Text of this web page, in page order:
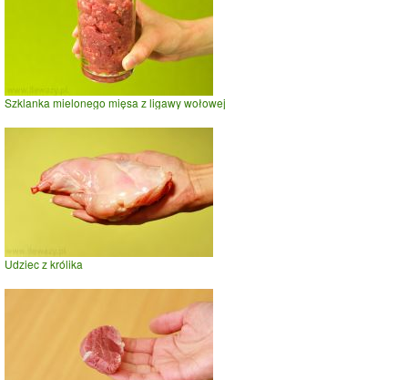
Szklanka mielonego mięsa z ligawy wołowej
Udziec z królika